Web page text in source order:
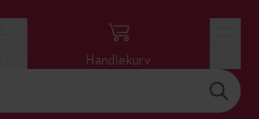
Handlekurv